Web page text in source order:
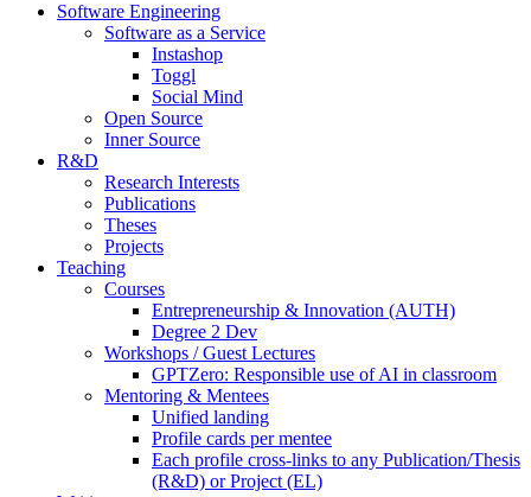
Software Engineering
Software as a Service
Instashop
Toggl
Social Mind
Open Source
Inner Source
R&D
Research Interests
Publications
Theses
Projects
Teaching
Courses
Entrepreneurship & Innovation (AUTH)
Degree 2 Dev
Workshops / Guest Lectures
GPTZero: Responsible use of AI in classroom
Mentoring & Mentees
Unified landing
Profile cards per mentee
Each profile cross-links to any Publication/Thesis
(R&D) or Project (EL)